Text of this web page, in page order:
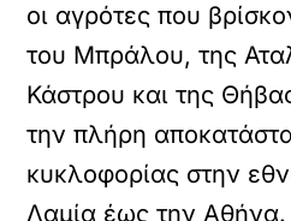
οι αγρότες που
του Μπράλου, της
Κάστρου και της
την πλήρη
κυκλοφορίας στην
Λαμία έως την Αθήνα.